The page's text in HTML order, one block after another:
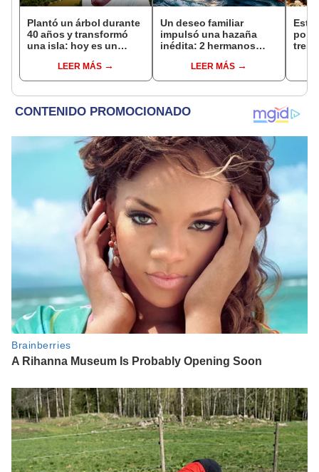
Plantó un árbol durante
40 años y transformó
una isla: hoy es un
más grande que el
Parque de las Leyendas
LEER MÁS
Un deseo familiar
impulsó una hazaña
inédita: 2 hermanos
en barco para cruzar el
Atlántico en 119 días y
LEER MÁS
Este
tres